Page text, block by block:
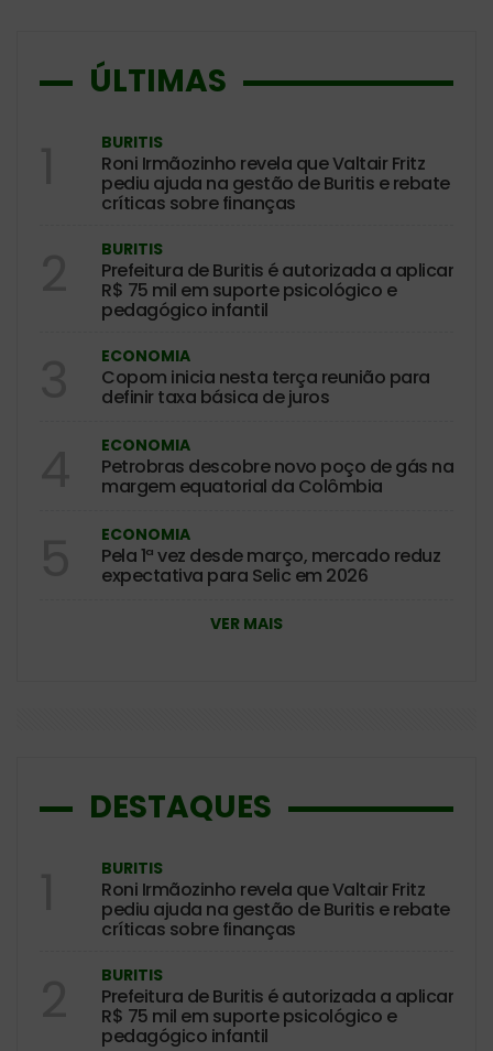
ÚLTIMAS
BURITIS
Roni Irmãozinho revela que Valtair Fritz
pediu ajuda na gestão de Buritis e rebate
críticas sobre finanças
BURITIS
Prefeitura de Buritis é autorizada a aplicar
R$ 75 mil em suporte psicológico e
pedagógico infantil
ECONOMIA
Copom inicia nesta terça reunião para
definir taxa básica de juros
ECONOMIA
Petrobras descobre novo poço de gás na
margem equatorial da Colômbia
ECONOMIA
Pela 1ª vez desde março, mercado reduz
expectativa para Selic em 2026
VER MAIS
DESTAQUES
BURITIS
Roni Irmãozinho revela que Valtair Fritz
pediu ajuda na gestão de Buritis e rebate
críticas sobre finanças
BURITIS
Prefeitura de Buritis é autorizada a aplicar
R$ 75 mil em suporte psicológico e
pedagógico infantil